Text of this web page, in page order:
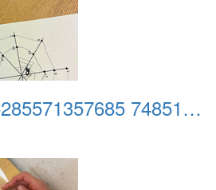
459983452 545285571357685 7485183267971701720 n